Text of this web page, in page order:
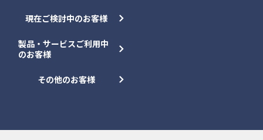
現在ご検討中のお客様
製品・サービスご利用中
のお客様
その他のお客様